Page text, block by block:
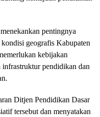
pentingnya
geografis Kabupaten
kebijakan
pendidikan dan
Ditjen Pendidikan Dasar
tersebut dan menyatakan